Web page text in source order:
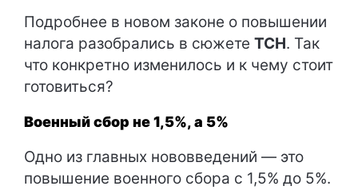
Подробнее в новом законе о повышении
налога разобрались в сюжете ТСН. Так
что конкретно изменилось и к чему стоит
готовиться?
Военный сбор не 1,5%, а 5%
Одно из главных нововведений — это
повышение военного сбора с 1,5% до 5%.